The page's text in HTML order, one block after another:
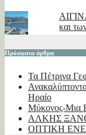
και
Πρόσφατα άρθρα
Τα Πέτρινα
Ηραίο
Μύκονος-Μια
ΑΛΚΗΣ
ΟΠΤΙΚΗ